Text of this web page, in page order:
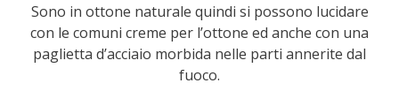
Sono in ottone naturale quindi si possono lucidare
con le comuni creme per l’ottone ed anche con una
paglietta d’acciaio morbida nelle parti annerite dal
fuoco.